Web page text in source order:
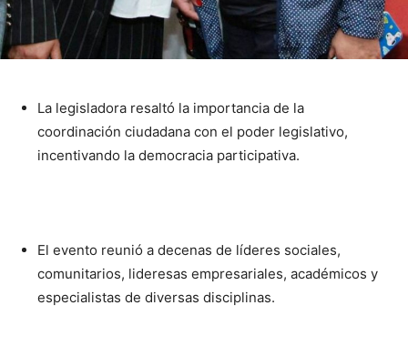
La legisladora resaltó la importancia de la
coordinación ciudadana con el poder legislativo,
incentivando la democracia participativa.
El evento reunió a decenas de líderes sociales,
comunitarios, lideresas empresariales, académicos y
especialistas de diversas disciplinas.